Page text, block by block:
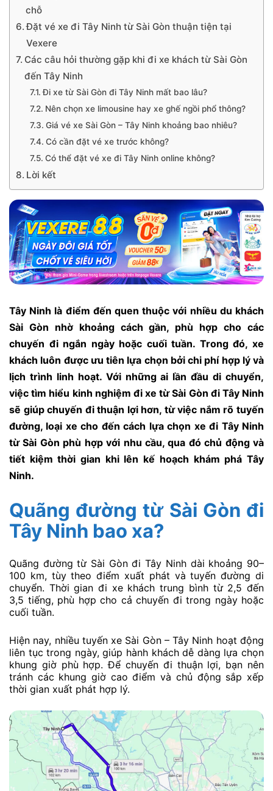
chỗ
Đặt vé xe đi Tây Ninh từ Sài Gòn thuận tiện tại
Vexere
Các câu hỏi thường gặp khi đi xe khách từ Sài Gòn
đến Tây Ninh
Đi xe từ Sài Gòn đi Tây Ninh mất bao lâu?
Nên chọn xe limousine hay xe ghế ngồi phổ thông?
Giá vé xe Sài Gòn – Tây Ninh khoảng bao nhiêu?
Có cần đặt vé xe trước không?
Có thể đặt vé xe đi Tây Ninh online không?
Lời kết
Tây Ninh là điểm đến quen thuộc với nhiều du khách
Sài Gòn nhờ khoảng cách gần, phù hợp cho các
chuyến đi ngắn ngày hoặc cuối tuần. Trong đó, xe
khách luôn được ưu tiên lựa chọn bởi chi phí hợp lý và
lịch trình linh hoạt. Với những ai lần đầu di chuyển,
việc tìm hiểu kinh nghiệm đi xe từ Sài Gòn đi Tây Ninh
sẽ giúp chuyến đi thuận lợi hơn, từ việc nắm rõ tuyến
đường, loại xe cho đến cách lựa chọn xe đi Tây Ninh
từ Sài Gòn phù hợp với nhu cầu, qua đó chủ động và
tiết kiệm thời gian khi lên kế hoạch khám phá Tây
Ninh.
Quãng đường từ Sài Gòn đi
Tây Ninh bao xa?
Quãng đường từ Sài Gòn đi Tây Ninh dài khoảng 90–
100 km, tùy theo điểm xuất phát và tuyến đường di
chuyển. Thời gian đi xe khách trung bình từ 2,5 đến
3,5 tiếng, phù hợp cho cả chuyến đi trong ngày hoặc
cuối tuần.
Hiện nay, nhiều tuyến xe Sài Gòn – Tây Ninh hoạt động
liên tục trong ngày, giúp hành khách dễ dàng lựa chọn
khung giờ phù hợp. Để chuyến đi thuận lợi, bạn nên
tránh các khung giờ cao điểm và chủ động sắp xếp
thời gian xuất phát hợp lý.